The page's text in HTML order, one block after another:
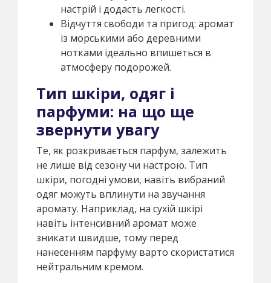
настрій і додасть легкості.
Відчуття свободи та пригод: аромат
із морськими або деревними
нотками ідеально впишеться в
атмосферу подорожей.
Тип шкіри, одяг і
парфуми: на що ще
звернути увагу
Те, як розкривається парфум, залежить
не лише від сезону чи настрою. Тип
шкіри, погодні умови, навіть вибраний
одяг можуть вплинути на звучання
аромату. Наприклад, на сухій шкірі
навіть інтенсивний аромат може
зникати швидше, тому перед
нанесенням парфуму варто скористатися
нейтральним кремом.